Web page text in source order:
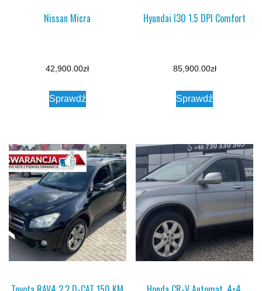
Nissan Micra
42,900.00zł
Sprawdź
Hyundai I30 1.5 DPI Comfort
85,900.00zł
Sprawdź